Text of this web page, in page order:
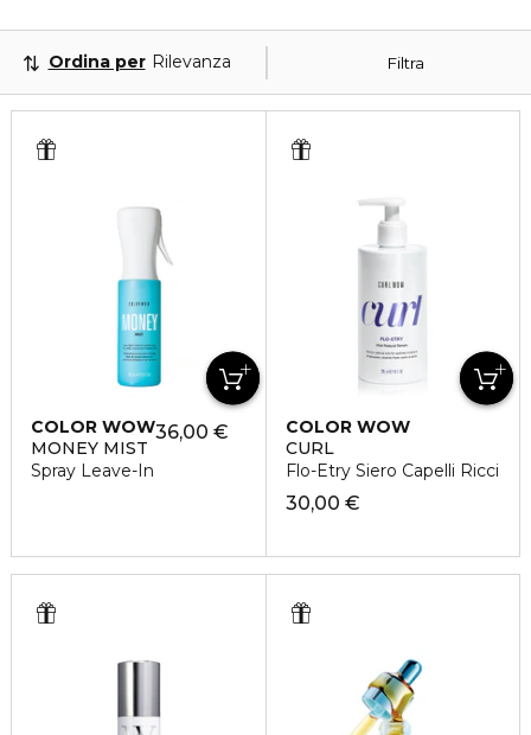
Filtra
Ordina per Rilevanza
COLOR WOW
MONEY MIST
Spray Leave-In
36,00 €
COLOR WOW
CURL
Flo-Etry Siero Capelli Ricci
30,00 €